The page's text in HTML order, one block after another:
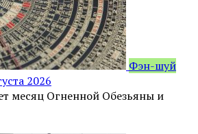
Фэн-шуй
2026
месяц Огненной Обезьяны и